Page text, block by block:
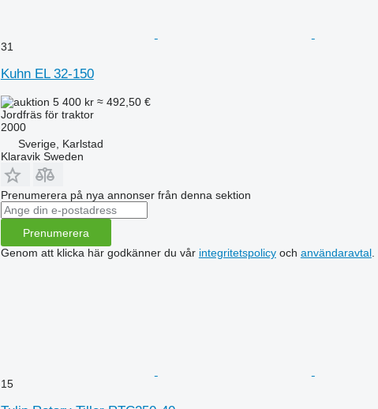
31
Kuhn EL 32-150
5 400 kr ≈ 492,50 €
Jordfräs för traktor
2000
Sverige, Karlstad
Klaravik Sweden
Prenumerera på nya annonser från denna sektion
Prenumerera
Genom att klicka här godkänner du vår integritetspolicyoch användaravtal.
15